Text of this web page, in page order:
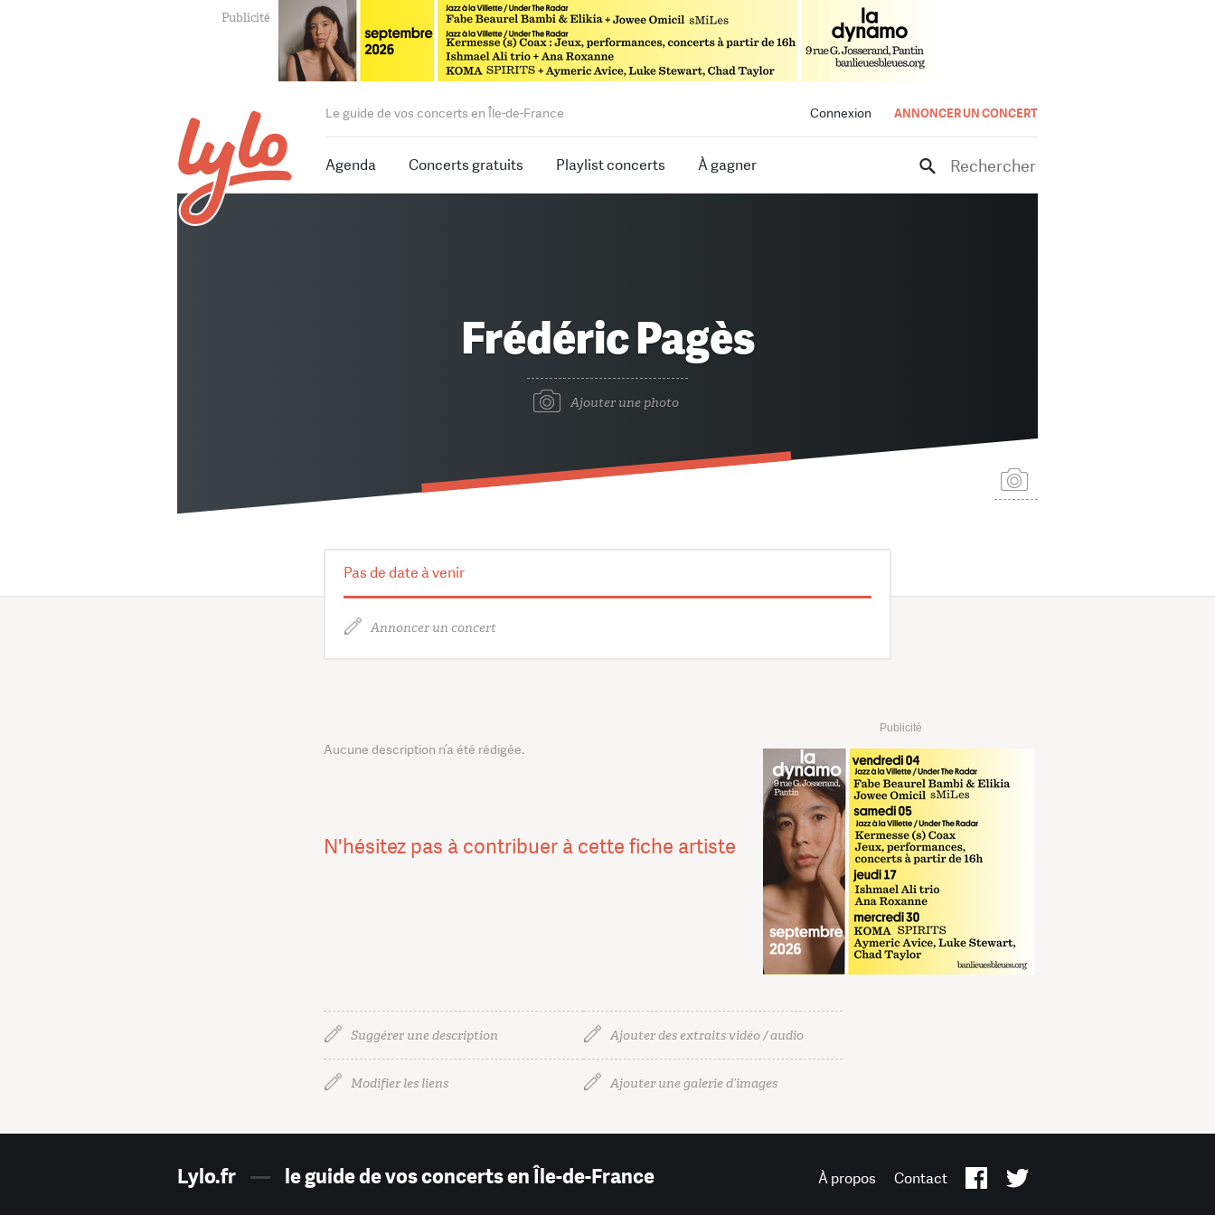
Connexion ANNONCER UN CONCERT
Le guide de vos concerts en Île-de-France
Agenda Concerts gratuits Playlist concerts À gagner Rechercher
Frédéric Pagès
Ajouter une photo
Pas de date à venir
Annoncer un concert
Publicité
Aucune description n’a été rédigée.
N'hésitez pas à contribuer à cette fiche artiste
Suggérer une description Ajouter des extraits vidéo / audio
Modifier les liens Ajouter une galerie d’images
Lylo.fr — le guide de vos concerts en Île-de-France À propos Contact